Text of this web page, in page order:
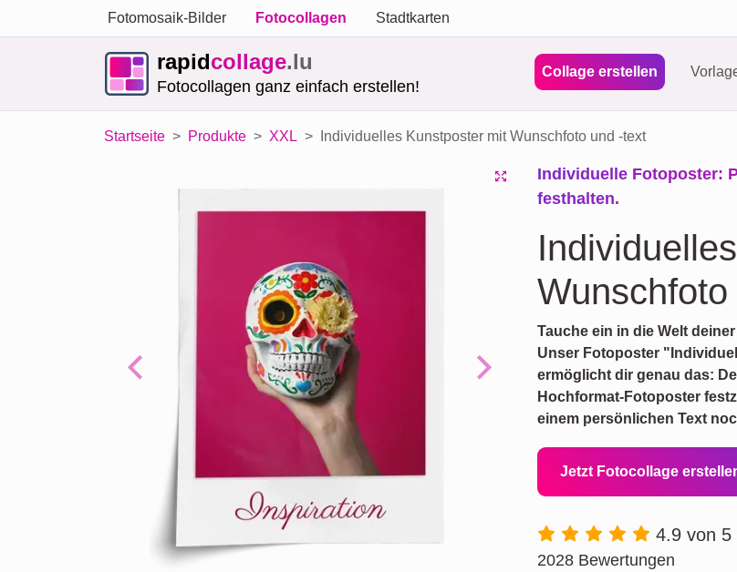
Fotomosaik-Bilder Fotocollagen Stadtkarten
rapidcollage.lu
Fotocollagen ganz einfach erstellen!
Collage erstellen
Startseite Produkte XXL Individuelles Kunstposter mit Wunschfoto und -text
Previous Next
Individuelle Fotoposter:
festhalten.
Tauche ein in die Welt
Unser Fotoposter
ermöglicht dir genau das:
Hochformat-Fotoposter
einem persönlichen Text
Jetzt Fotocollage
4.9 von 5
2028 Bewertungen